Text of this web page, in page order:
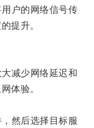
户的网络信号传
提升。
减少网络延迟和
体验。
然后选择目标服